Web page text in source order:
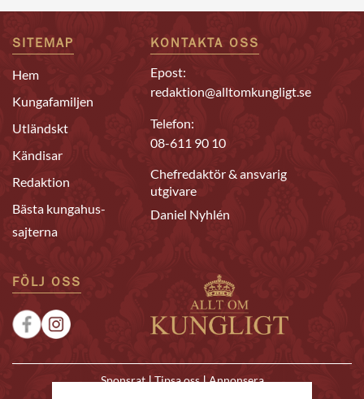
SITEMAP
Hem
Kungafamiljen
Utländskt
Kändisar
Redaktion
Bästa kungahus-
sajterna
KONTAKTA OSS
Epost:
redaktion@alltomkungligt.se
Telefon:
08-611 90 10
Chefredaktör & ansvarig
utgivare
Daniel Nyhlén
FÖLJ OSS
Sponsrat|Tipsa oss|Annonsera